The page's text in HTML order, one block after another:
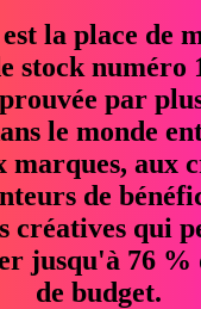
la place de
stock numéro
par
le monde
marques, aux
de
créatives qui
jusqu'à 76 %
de budget.